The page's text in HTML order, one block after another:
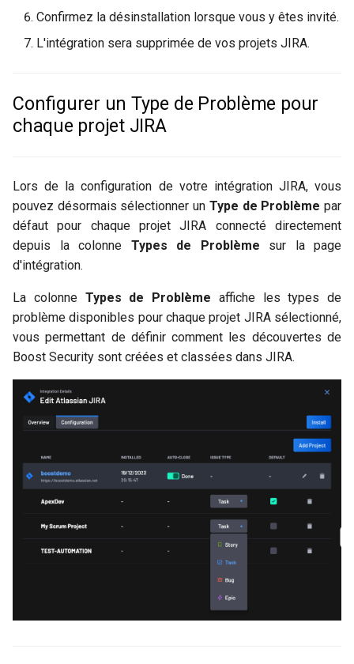
Confirmez la désinstallation lorsque vous y êtes invité.
L'intégration sera supprimée de vos projets JIRA.
Configurer un Type de Problème pour
chaque projet JIRA
Lors de la configuration de votre intégration JIRA, vous
pouvez désormais sélectionner un Type de Problème par
défaut pour chaque projet JIRA connecté directement
depuis la colonne Types de Problème sur la page
d'intégration.
La colonne Types de Problème affiche les types de
problème disponibles pour chaque projet JIRA sélectionné,
vous permettant de définir comment les découvertes de
Boost Security sont créées et classées dans JIRA.